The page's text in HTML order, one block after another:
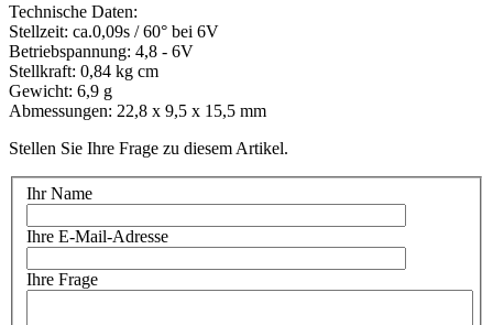
Technische Daten:
Stellzeit: ca.0,09s / 60° bei 6V
Betriebspannung: 4,8 - 6V
Stellkraft: 0,84 kg cm
Gewicht: 6,9 g
Abmessungen: 22,8 x 9,5 x 15,5 mm
Stellen Sie Ihre Frage zu diesem Artikel.
Ihr Name
Ihre E-Mail-Adresse
Ihre Frage